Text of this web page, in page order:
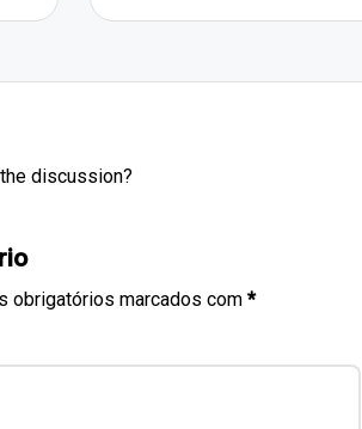
discussion?
obrigatórios marcados com *